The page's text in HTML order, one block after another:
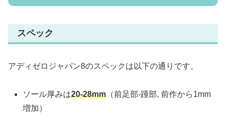
スペック
アディゼロジャパン8のスペックは以下の通りです。
ソール厚みは20-28mm （前足部-踵部, 前作から1mm
増加）